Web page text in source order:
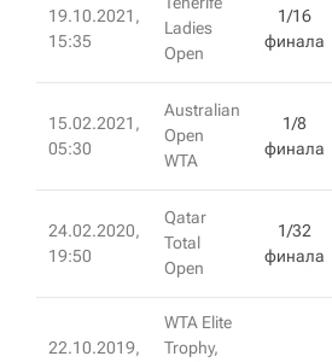
19.10.2021,
15:35
Ladies
Open
1/16
финала
15.02.2021,
05:30
Australian
Open
WTA
1/8
финала
24.02.2020,
19:50
Qatar
Total
Open
1/32
финала
22.10.2019,
WTA Elite
Trophy,